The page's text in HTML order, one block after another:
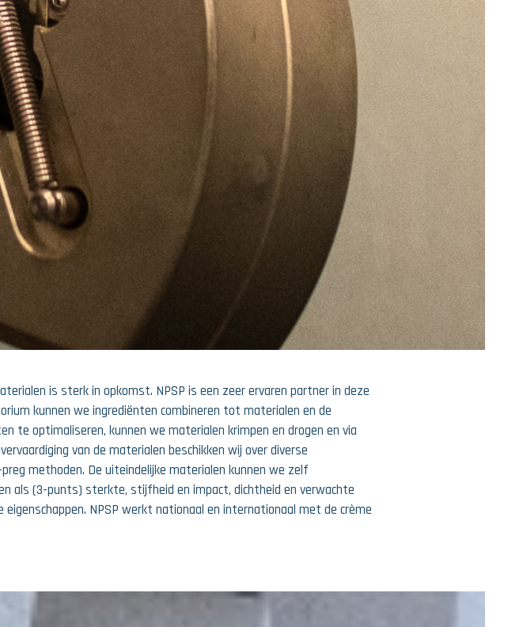
is sterk in opkomst. NPSP is een zeer ervaren partner in deze
kunnen we ingrediënten combineren tot materialen en de
te optimaliseren, kunnen we materialen krimpen en drogen en via
van de materialen beschikken wij over diverse
methoden. De uiteindelijke materialen kunnen we zelf
als (3-punts) sterkte, stijfheid en impact, dichtheid en verwachte
NPSP werkt nationaal en internationaal met de crème